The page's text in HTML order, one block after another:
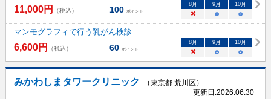
11,000円 （税込） 100 ポイント
8 月 9 月 10月
× ○ ○
マンモグラフィで行う乳がん検診
6,600円 （税込） 60 ポイント
8 月 9 月 10月
× ○ ○
みかわしまタワークリニック
（東京都 荒川区）
更新日:2026.06.30